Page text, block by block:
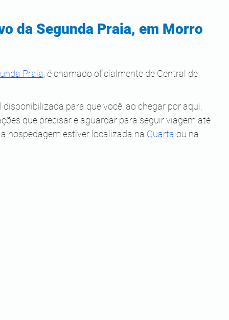
da Segunda Praia, em Morro
Praia , é chamado oficialmente de Central de
para que você, ao chegar por aqui,
que precisar e aguardar para seguir viagem até
hospedagem estiver localizada na Quarta ou na